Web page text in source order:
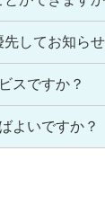
してお知ら
スですか？
よいですか？